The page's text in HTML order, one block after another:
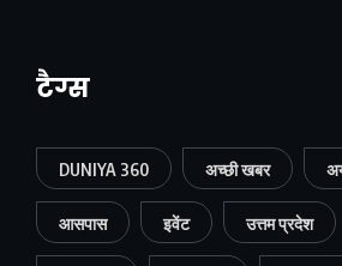
टैग्स
DUNIYA 360 अच्छी खबर
आसपास इवेंट उत्तम प्रदेश